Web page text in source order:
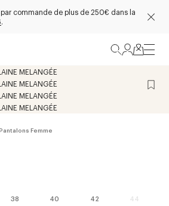
commande de plus de 250€ dans la
.
Femme
38 40 42 44